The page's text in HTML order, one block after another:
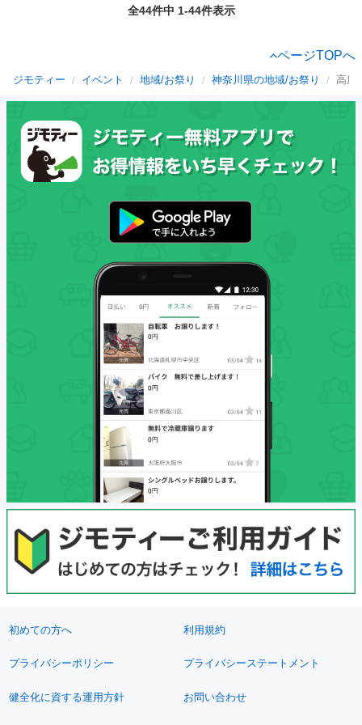
全44件中 1-44件表示
ページTOPへ
ジモティー イベント 地域/お祭り 神奈川県の地域/お祭り 高座
初めての方へ 利用規約
プライバシーポリシー プライバシーステートメント
健全化に資する運用方針 お問い合わせ